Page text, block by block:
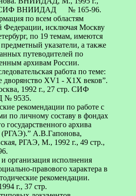
СИФ ВНИИДАД № 165-96.
по всем областям
Федерации, исключая Москву
по 19 темам, имеются
указатели, а также
путеводителей по
архивам России.
работа по теме:
дворянство XV1 - X1X веков”.
1992 г., 27 стр. СИФ
9535.
рекомендации по работе с
по личному составу в фондах
государственного архива
(РГАЭ).” А.В.Гапонова,
РГАЭ, М., 1992 г., 49 стр.,
организация исполнения
правового характера в
рекомендации.
г., 37 стр.